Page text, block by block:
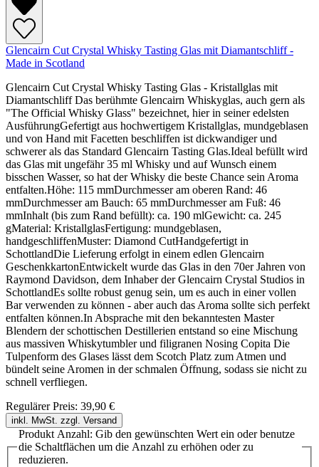
Glencairn Cut Crystal Whisky Tasting Glas mit Diamantschliff -
Made in Scotland
Glencairn Cut Crystal Whisky Tasting Glas - Kristallglas mit
Diamantschliff Das berühmte Glencairn Whiskyglas, auch gern als
"The Official Whisky Glass" bezeichnet, hier in seiner edelsten
AusführungGefertigt aus hochwertigem Kristallglas, mundgeblasen
und von Hand mit Facetten beschliffen ist dickwandiger und
schwerer als das Standard Glencairn Tasting Glas.Ideal befüllt wird
das Glas mit ungefähr 35 ml Whisky und auf Wunsch einem
bisschen Wasser, so hat der Whisky die beste Chance sein Aroma
entfalten.Höhe: 115 mmDurchmesser am oberen Rand: 46
mmDurchmesser am Bauch: 65 mmDurchmesser am Fuß: 46
mmInhalt (bis zum Rand befüllt): ca. 190 mlGewicht: ca. 245
gMaterial: KristallglasFertigung: mundgeblasen,
handgeschliffenMuster: Diamond CutHandgefertigt in
SchottlandDie Lieferung erfolgt in einem edlen Glencairn
GeschenkkartonEntwickelt wurde das Glas in den 70er Jahren von
Raymond Davidson, dem Inhaber der Glencairn Crystal Studios in
SchottlandEs sollte robust genug sein, um es auch in einer vollen
Bar verwenden zu können - aber auch das Aroma sollte sich perfekt
entfalten können.In Absprache mit den bekanntesten Master
Blendern der schottischen Destillerien entstand so eine Mischung
aus massiven Whiskytumbler und filigranen Nosing Copita Die
Tulpenform des Glases lässt dem Scotch Platz zum Atmen und
bündelt seine Aromen in der schmalen Öffnung, sodass sie nicht zu
schnell verfliegen.
Regulärer Preis: 39,90 €
inkl. MwSt. zzgl. Versand
Produkt Anzahl: Gib den gewünschten Wert ein oder benutze
die Schaltflächen um die Anzahl zu erhöhen oder zu
reduzieren.